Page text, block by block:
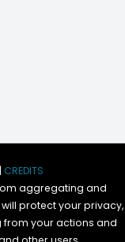
CREDITS
aggregating and
protect your privacy,
from your actions and